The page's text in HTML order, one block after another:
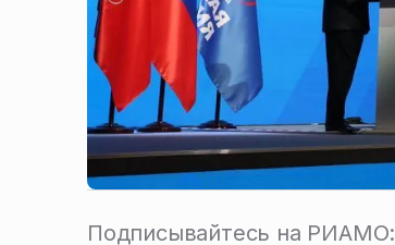
Подписывайтесь на РИАМО: